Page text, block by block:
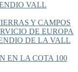
VALL
Y CAMPOS
DE EUROPA
DE LA VALL
EN LA COTA 100